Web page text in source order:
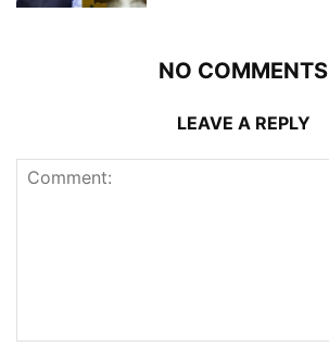
NO COMMENTS
LEAVE A REPLY